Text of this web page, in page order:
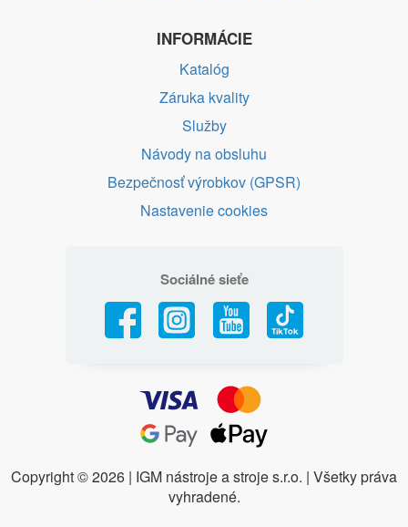
INFORMÁCIE
Katalóg
Záruka kvality
Služby
Návody na obsluhu
Bezpečnosť výrobkov (GPSR)
Nastavenie cookies
Sociálné sieťe
Copyright ©2026 | IGM nástroje a stroje s.r.o. | Všetky práva
vyhradené.